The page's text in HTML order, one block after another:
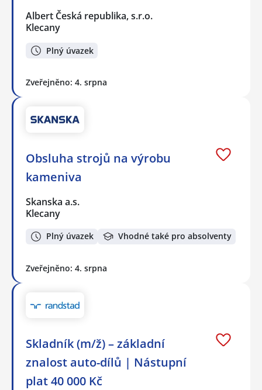
Albert Česká republika, s.r.o.
Klecany
Plný úvazek
Zveřejněno: 4. srpna
Obsluha strojů na výrobu
kameniva
Skanska a.s.
Klecany
Plný úvazek Vhodné také pro absolventy
Zveřejněno: 4. srpna
Skladník (m/ž) – základní
znalost auto-dílů | Nástupní
plat 40 000 Kč